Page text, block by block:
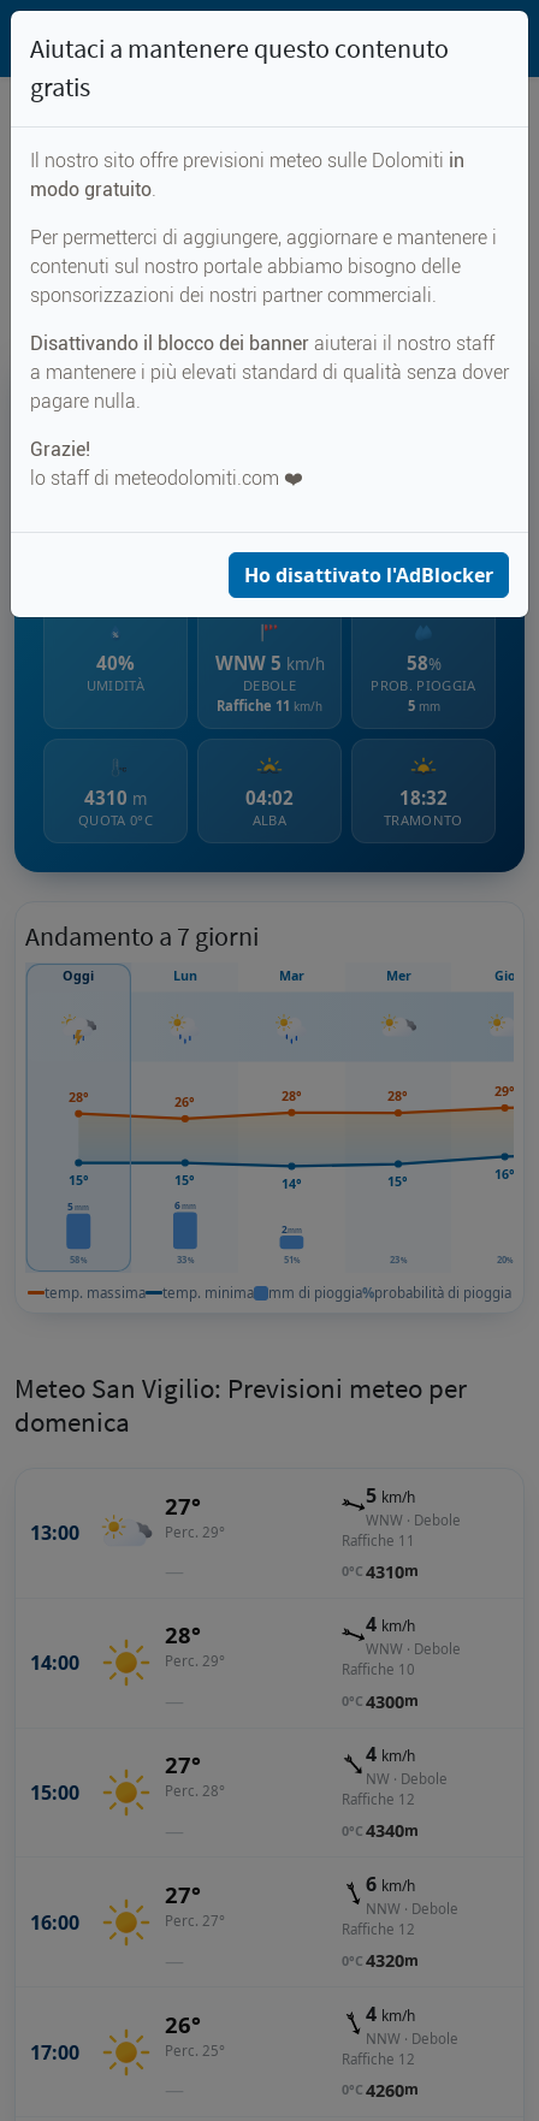
Previsioni meteo per...
San Vigilio
↑ 28° ↓ 15°
San Vigilio
40%
UMIDITÀ
WNW 5 km/h
DEBOLE
Raffiche 11 km/h
58%
PROB. PIOGGIA
5 mm
4310 m
QUOTA 0°C
04:02
ALBA
18:32
TRAMONTO
Andamento a 7 giorni
Oggi Lun Mar Mer Gio
5mm
58%
6mm
33%
2mm
51% 23% 20%
28°
15°
26°
15°
28°
14°
28°
15°
29°
16°
temp. massima temp. minima mm di pioggia%probabilità di pioggia
Meteo San Vigilio: Previsioni meteo per
domenica
13:00
27°
Perc. 29°
—
5 km/h
WNW · Debole
Raffiche 11
0°C 4310m
14:00
28°
Perc. 29°
—
4 km/h
WNW · Debole
Raffiche 10
0°C 4300m
15:00
27°
Perc. 28°
—
4 km/h
NW · Debole
Raffiche 12
0°C 4340m
16:00
27°
Perc. 27°
—
6 km/h
NNW · Debole
Raffiche 12
0°C 4320m
17:00
26°
Perc. 25°
—
4 km/h
NNW · Debole
Raffiche 12
0°C 4260m
Aiutaci a mantenere questo contenuto
gratis
Il nostro sito offre previsioni meteo sulle Dolomiti in
modo gratuito.
Per permetterci di aggiungere, aggiornare e mantenere i
contenuti sul nostro portale abbiamo bisogno delle
sponsorizzazioni dei nostri partner commerciali.
Disattivando il blocco dei banner aiuterai il nostro staff
a mantenere i più elevati standard di qualità senza dover
pagare nulla.
Grazie!
lo staff di meteodolomiti.com ❤️
Ho disattivato l'AdBlocker